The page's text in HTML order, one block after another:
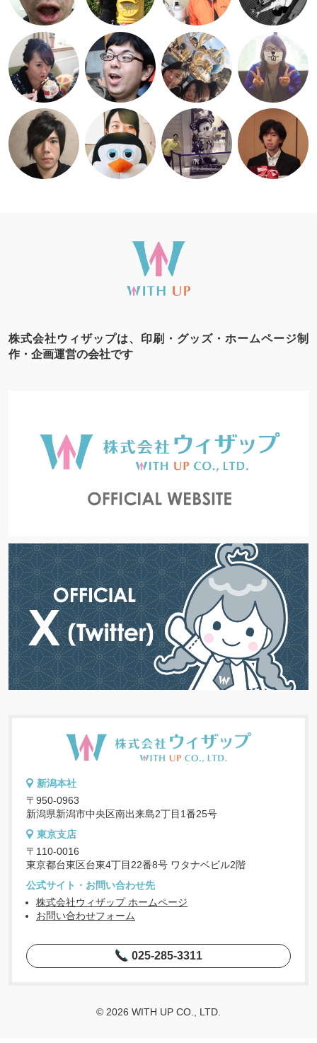
株式会社ウィザップは、印刷・グッズ・ホームページ制
作・企画運営の会社です
新潟本社
〒950-0963
新潟県新潟市中央区南出来島2丁目1番25号
東京支店
〒110-0016
東京都台東区台東4丁目22番8号 ワタナベビル2階
公式サイト・お問い合わせ先
株式会社ウィザップ ホームページ
お問い合わせフォーム
025-285-3311
© 2026 WITH UP CO., LTD.